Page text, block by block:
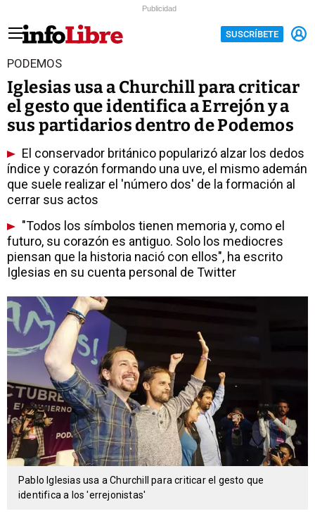
Publicidad
SUSCRÍBETE
PODEMOS
Iglesias usa a Churchill para criticar
el gesto que identifica a Errejón y a
sus partidarios dentro de Podemos
El conservador británico popularizó alzar los dedos
índice y corazón formando una uve, el mismo ademán
que suele realizar el 'número dos' de la formación al
cerrar sus actos
"Todos los símbolos tienen memoria y, como el
futuro, su corazón es antiguo. Solo los mediocres
piensan que la historia nació con ellos", ha escrito
Iglesias en su cuenta personal de Twitter
Pablo Iglesias usa a Churchill para criticar el gesto que
identifica a los 'errejonistas'